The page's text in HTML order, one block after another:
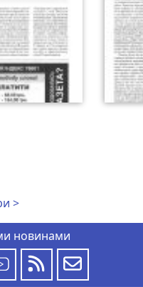
>
новинами